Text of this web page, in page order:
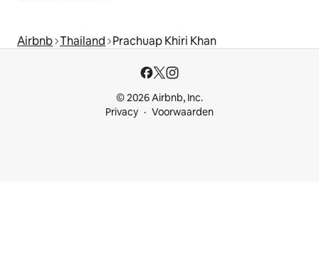
Airbnb Thailand Prachuap Khiri Khan
© 2026 Airbnb, Inc.
Privacy
Voorwaarden